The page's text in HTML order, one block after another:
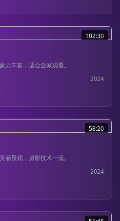
102:30
力丰富，适合全家观看。
2024
58:20
丽景观，摄影技术一流。
2024